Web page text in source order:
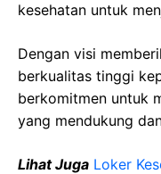
kesehatan untuk
Dengan visi
berkualitas tinggi
berkomitmen untuk
yang mendukung
Lihat Juga Loker